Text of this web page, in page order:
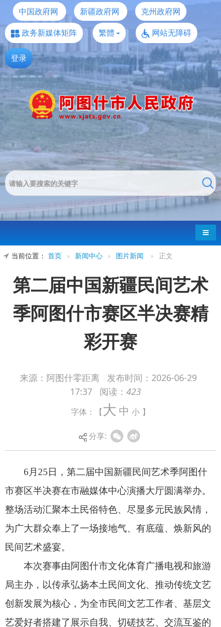
中国政府网 新疆政府网
克州政府网
政务新媒体矩阵
繁體 网站无障碍
登录
导航
当前位置： 首页 » 新闻中心 » 图片新闻 » 正文
第二届中国新疆民间艺术
季阿图什市赛区半决赛精
彩开赛
来源：阿图什零距离 发布时间： 2026-06-29
17:37
阅读： 423
字体：【大 中 小 】
分享:
6月25日，第二届中国新疆民间艺术季阿图什
市赛区半决赛在市融媒体中心演播大厅圆满举办。
为广大群众奉上了一场接地气、有底蕴、焕新风的
本次赛事由阿图什市文化体育广播电视和旅游
局主办，以传承弘扬本土民间文化、推动传统文艺
创新发展为核心，为全市民间文艺工作者、基层文
优质平台。此前，各街道、乡镇已通过层层筛选、
择优推荐，遴选了一批实力出众的民间艺人晋级市
级半决赛。